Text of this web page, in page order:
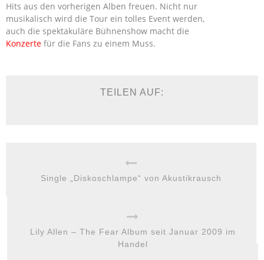
Hits aus den vorherigen Alben freuen. Nicht nur
musikalisch wird die Tour ein tolles Event werden,
auch die spektakuläre Bühnenshow macht die
Konzerte für die Fans zu einem Muss.
TEILEN AUF:
Single „Diskoschlampe“ von Akustikrausch
Lily Allen – The Fear Album seit Januar 2009 im
Handel